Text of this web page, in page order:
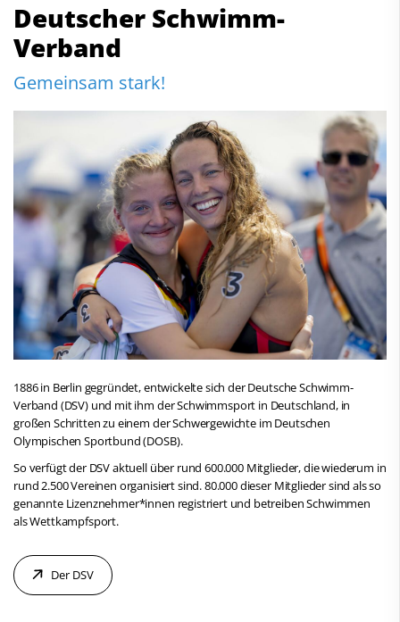
Deutscher Schwimm-
Verband
Gemeinsam stark!
1886 in Berlin gegründet, entwickelte sich der Deutsche Schwimm-
Verband (DSV) und mit ihm der Schwimmsport in Deutschland, in
großen Schritten zu einem der Schwergewichte im Deutschen
Olympischen Sportbund (DOSB).
So verfügt der DSV aktuell über rund 600.000 Mitglieder, die wiederum in
rund 2.500 Vereinen organisiert sind. 80.000 dieser Mitglieder sind als so
genannte Lizenznehmer*innen registriert und betreiben Schwimmen
als Wettkampfsport.
Der DSV